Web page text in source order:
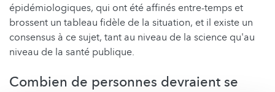
épidémiologiques, qui ont été affinés entre-temps et
brossent un tableau fidèle de la situation, et il existe un
consensus à ce sujet, tant au niveau de la science qu'au
niveau de la santé publique.
Combien de personnes devraient se